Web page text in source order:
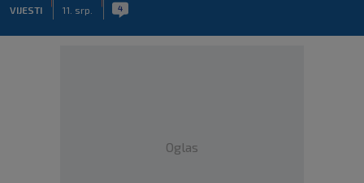
VIJESTI 11. srp. 4
Oglas